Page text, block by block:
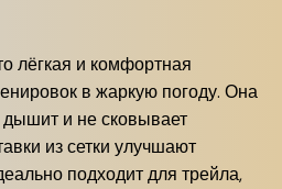
лёгкая и комфортная
в жаркую погоду. Она
и не сковывает
из сетки улучшают
подходит для трейла,